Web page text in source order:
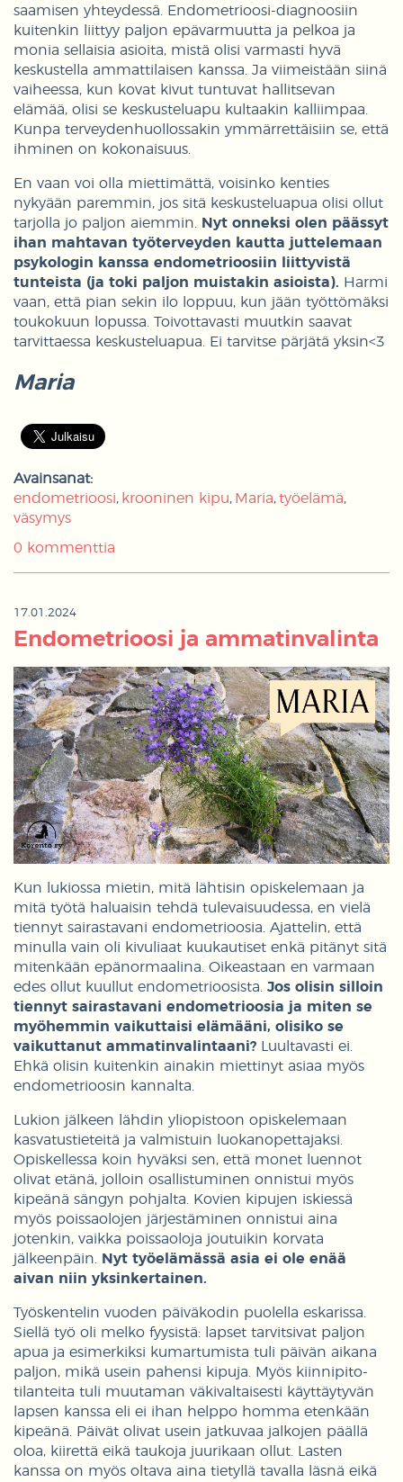
saamisen yhteydessä. Endometrioosi-diagnoosiin
kuitenkin liittyy paljon epävarmuutta ja pelkoa ja
monia sellaisia asioita, mistä olisi varmasti hyvä
keskustella ammattilaisen kanssa. Ja viimeistään siinä
vaiheessa, kun kovat kivut tuntuvat hallitsevan
elämää, olisi se keskusteluapu kultaakin kalliimpaa.
Kunpa terveydenhuollossakin ymmärrettäisiin se, että
ihminen on kokonaisuus.
En vaan voi olla miettimättä, voisinko kenties
nykyään paremmin, jos sitä keskusteluapua olisi ollut
tarjolla jo paljon aiemmin.
Nyt onneksi olen päässyt
ihan mahtavan työterveyden kautta juttelemaan
psykologin kanssa endometrioosiin liittyvistä
tunteista (ja toki paljon muistakin asioista). Harmi
vaan, että pian sekin ilo loppuu, kun jään työttömäksi
toukokuun lopussa. Toivottavasti muutkin saavat
tarvittaessa keskusteluapua. Ei tarvitse pärjätä yksin<3
Maria
Avainsanat:
endometrioosi
krooninen kipu Maria työelämä
väsymys
0 kommenttia
17.01.2024
Endometrioosi ja ammatinvalinta
Kun lukiossa mietin, mitä lähtisin opiskelemaan ja
mitä työtä haluaisin tehdä tulevaisuudessa, en vielä
tiennyt sairastavani endometrioosia. Ajattelin, että
minulla vain oli kivuliaat kuukautiset enkä pitänyt sitä
mitenkään epänormaalina. Oikeastaan en varmaan
edes ollut kuullut endometrioosista. Jos olisin silloin
tiennyt sairastavani endometrioosia ja miten se
myöhemmin vaikuttaisi elämääni, olisiko se
vaikuttanut ammatinvalintaani? Luultavasti ei.
Ehkä olisin kuitenkin ainakin miettinyt asiaa myös
endometrioosin kannalta.
Lukion jälkeen lähdin yliopistoon opiskelemaan
kasvatustieteitä ja valmistuin luokanopettajaksi.
Opiskellessa koin hyväksi sen, että monet luennot
olivat etänä, jolloin osallistuminen onnistui myös
kipeänä sängyn pohjalta. Kovien kipujen iskiessä
myös poissaolojen järjestäminen onnistui aina
jotenkin, vaikka poissaoloja joutuikin korvata
jälkeenpäin. Nyt työelämässä asia ei ole enää
aivan niin yksinkertainen.
Työskentelin vuoden päiväkodin puolella eskarissa.
Siellä työ oli melko fyysistä: lapset tarvitsivat paljon
apua ja esimerkiksi kumartumista tuli päivän aikana
paljon, mikä usein pahensi kipuja. Myös kiinnipito-
tilanteita tuli muutaman väkivaltaisesti käyttäytyvän
lapsen kanssa eli ei ihan helppo homma etenkään
kipeänä. Päivät olivat usein jatkuvaa jalkojen päällä
oloa, kiirettä eikä taukoja juurikaan ollut. Lasten
kanssa on myös oltava aina tietyllä tavalla läsnä eikä